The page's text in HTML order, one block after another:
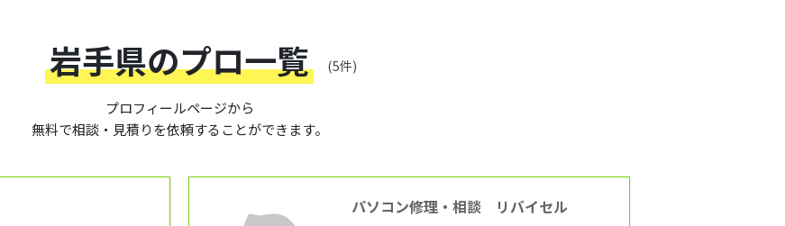
岩手県のプロ一覧 (5件)
プロフィールページから
無料で相談・見積りを依頼することができます。
パソコン修理・相談 リバイセル